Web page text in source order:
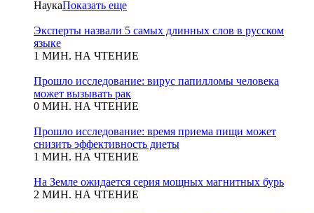
НаукаПоказать еще
Эксперты назвали 5 самых длинных слов в русском
языке
1 МИН. НА ЧТЕНИЕ
Прошло исследование: вирус папилломы человека
может вызывать рак
0 МИН. НА ЧТЕНИЕ
Прошло исследование: время приема пищи может
снизить эффективность диеты
1 МИН. НА ЧТЕНИЕ
На Земле ожидается серия мощных магнитных бурь
2 МИН. НА ЧТЕНИЕ